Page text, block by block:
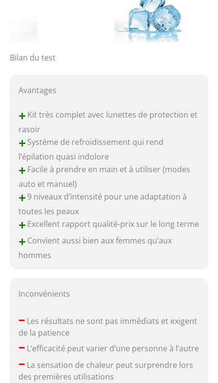
Bilan du test
Avantages
+Kit très complet avec lunettes de protection et
rasoir
+Système de refroidissement qui rend
l’épilation quasi indolore
+Facile à prendre en main et à utiliser (modes
auto et manuel)
+9 niveaux d’intensité pour une adaptation à
toutes les peaux
+Excellent rapport qualité-prix sur le long terme
+Convient aussi bien aux femmes qu’aux
hommes
Inconvénients
–Les résultats ne sont pas immédiats et exigent
de la patience
–L’efficacité peut varier d’une personne à l’autre
–La sensation de chaleur peut surprendre lors
des premières utilisations